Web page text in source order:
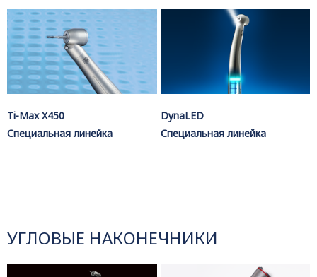
Ti-Max X450
Специальная линейка
DynaLED
Специальная линейка
УГЛОВЫЕ НАКОНЕЧНИКИ